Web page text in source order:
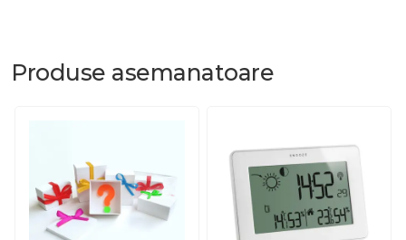
Produse asemanatoare